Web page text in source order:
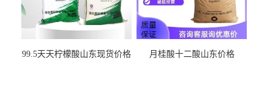
99.5天天柠檬酸山东现货价格 月桂酸十二酸山东价格